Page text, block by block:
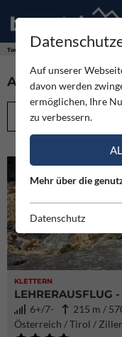
Touren
ALLE TOUREN
FILTEROPTIONEN
KLETTERN
LEHRERAUSFLUG
6+/7-
215 m /
Österreich / Tirol /
Auf unserer
davon werden
ermöglichen, Ihre
zu verbessern.
Mehr über die
Datenschutz